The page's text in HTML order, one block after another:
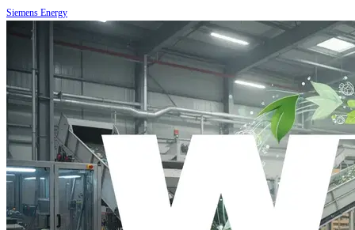
Siemens Energy